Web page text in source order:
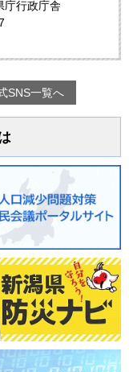
行政庁舎
SNS一覧へ